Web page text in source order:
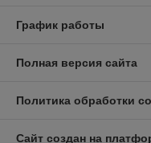
График работы
Полная версия сайта
Политика обработки
Сайт создан на